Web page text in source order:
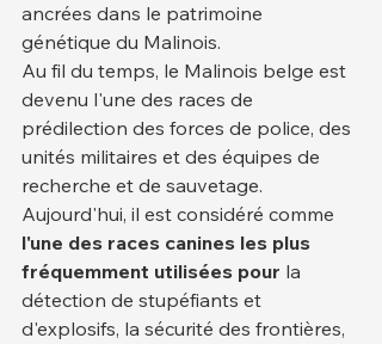
ancrées dans le patrimoine
génétique du Malinois.
Au fil du temps, le Malinois belge est
devenu l'une des races de
prédilection des forces de police, des
unités militaires et des équipes de
recherche et de sauvetage.
Aujourd'hui, il est considéré comme
l'une des races canines les plus
fréquemment utilisées pour la
détection de stupéfiants et
d'explosifs, la sécurité des frontières,